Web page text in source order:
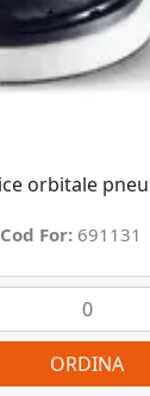
orbitale
Cod For: 691131
ORDINA